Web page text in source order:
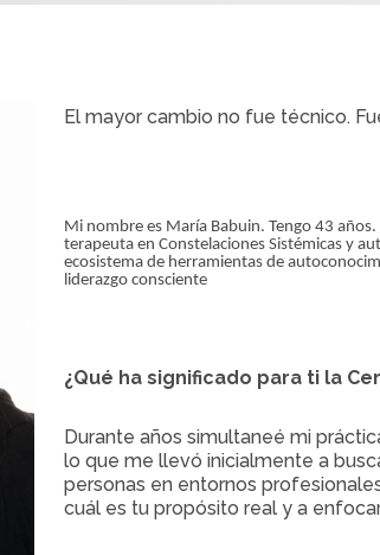
El mayor cambio no fue técnico.
Mi nombre es María Babuin. Tengo 43
terapeuta en Constelaciones Sistémicas y
ecosistema de herramientas de
liderazgo consciente
¿Qué ha significado para ti la
Durante años simultaneé mi
lo que me llevó inicialmente a
personas en entornos
cuál es tu propósito real y a